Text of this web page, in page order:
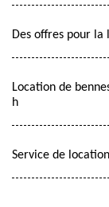
Des offres pour la
Location de
h
Service de